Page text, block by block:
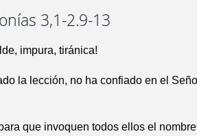
3,1-2.9-13
impura, tiránica!
la lección, no ha confiado en el
que invoquen todos ellos el nombre